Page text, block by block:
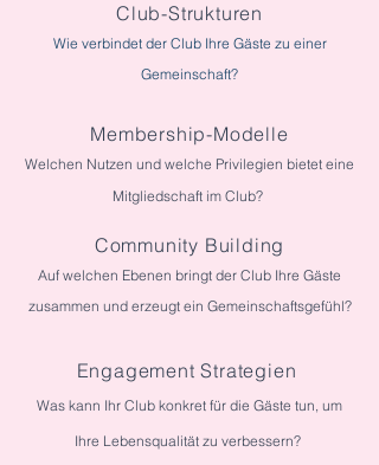
Club-Strukturen
Wie verbindet der Club Ihre Gäste zu einer
Gemeinschaft?
Membership-Modelle
Welchen Nutzen und welche Privilegien bietet eine
Mitgliedschaft im Club?
Community Building
Auf welchen Ebenen bringt der Club Ihre Gäste
zusammen und erzeugt ein Gemeinschaftsgefühl?
Engagement Strategien
Was kann Ihr Club konkret für die Gäste tun, um
Ihre Lebensqualität zu verbessern?